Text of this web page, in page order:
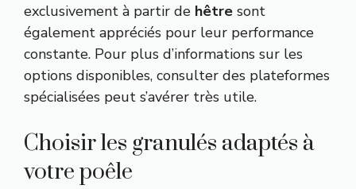
exclusivement à partir de hêtre sont
également appréciés pour leur performance
constante. Pour plus d’informations sur les
options disponibles, consulter des plateformes
spécialisées peut s’avérer très utile.
Choisir les granulés adaptés à
votre poêle